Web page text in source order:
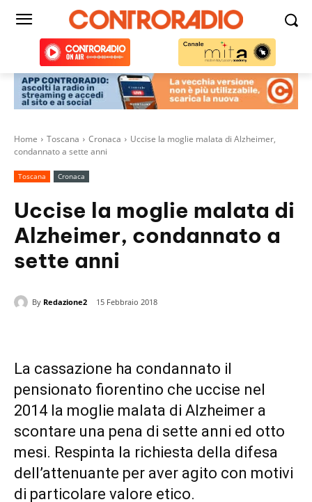
Home Toscana Cronaca
Uccise la moglie malata di Alzheimer,
condannato a sette anni
Toscana Cronaca
Uccise la moglie malata di
Alzheimer, condannato a
sette anni
By Redazione2 15 Febbraio 2018
La cassazione ha condannato il
pensionato fiorentino che uccise nel
2014 la moglie malata di Alzheimer a
scontare una pena di sette anni ed otto
mesi. Respinta la richiesta della difesa
dell’attenuante per aver agito con motivi
di particolare valore etico.